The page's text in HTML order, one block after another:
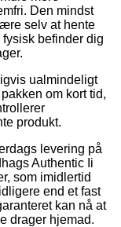
Den mindst
selv at hente
befinder dig
ualmindeligt
om kort tid,
produkt.
levering på
Authentic Ii
som imidlertid
end et fast
kan nå at
drager hjemad.